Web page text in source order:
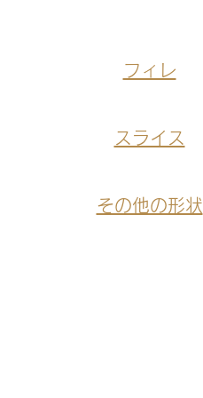
フィレ
スライス
その他の形状